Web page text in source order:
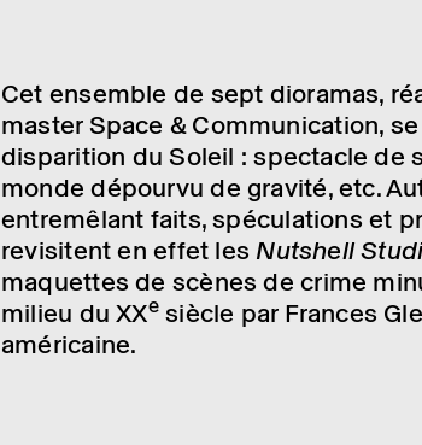
Cet ensemble de sept diora­mas,
master Space & Commu­ni­ca­tion,
dispa­ri­tion du Soleil : spec­tacle de
monde dépourvu de gravité, etc.
entre­mê­lant faits, spécu­la­tions et
revi­sitent en effet les Nutshell
maquettes de scènes de crime
milieu du XXesiècle par Frances
améri­caine.